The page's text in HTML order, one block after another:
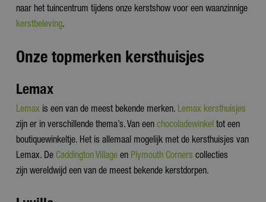
naar het tuincentrum tijdens onze kerstshow voor een waanzinnige
kerstbeleving.
Onze topmerken kersthuisjes
Lemax
Lemax is een van de meest bekende merken. Lemax kersthuisjes
zijn er in verschillende thema’s. Van een chocoladewinkel tot een
boutiquewinkeltje. Het is allemaal mogelijk met de kersthuisjes van
Lemax. De Caddington Village en Plymouth Corners collecties
zijn wereldwijd een van de meest bekende kerstdorpen.